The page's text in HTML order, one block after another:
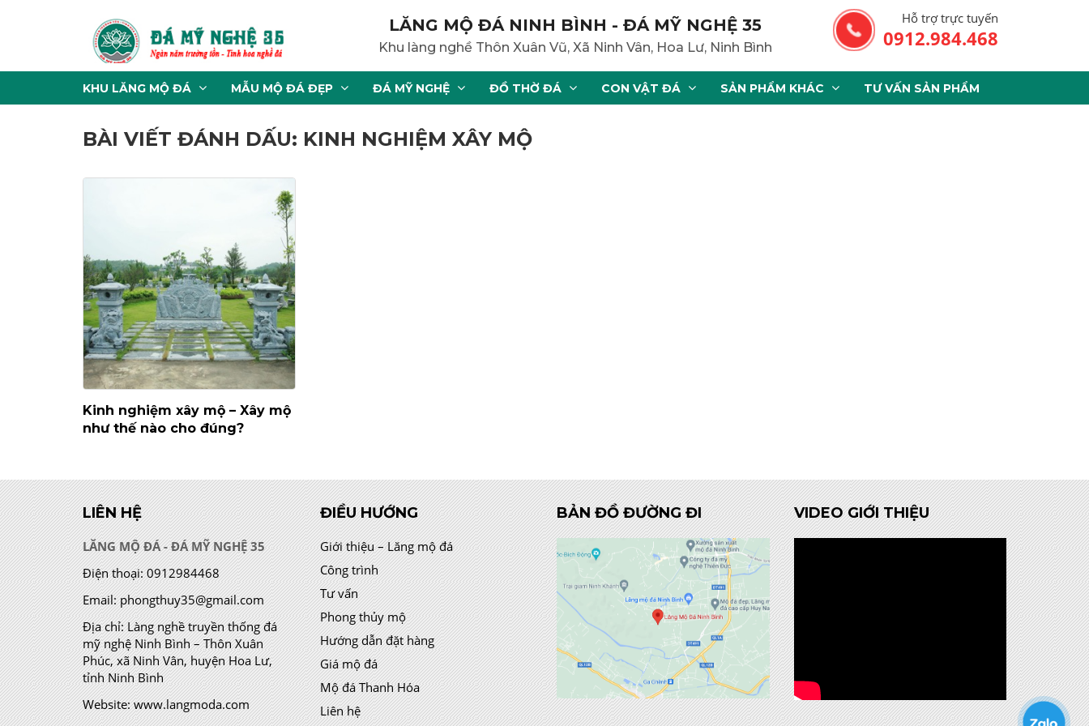
LĂNG MỘ ĐÁ NINH BÌNH - ĐÁ MỸ NGHỆ 35
Khu làng nghề Thôn Xuân Vũ, Xã Ninh Vân, Hoa Lư, Ninh Bình
Hỗ trợ trực tuyến
0912.984.468
KHU LĂNG MỘ ĐÁ MẪU MỘ ĐÁ ĐẸP ĐÁ MỸ NGHỆ ĐỒ THỜ ĐÁ CON VẬT ĐÁ SẢN PHẨM KHÁC TƯ VẤN SẢN PHẨM
BÀI VIẾT ĐÁNH DẤU: KINH NGHIỆM XÂY MỘ
Kinh nghiệm xây mộ – Xây mộ
như thế nào cho đúng?
LIÊN HỆ
LĂNG MỘ ĐÁ - ĐÁ MỸ NGHỆ 35
Điện thoại: 0912984468
Email: phongthuy35@gmail.com
Địa chỉ:Làng nghề truyền thống đá
mỹ nghệ Ninh Bình – Thôn Xuân
Phúc, xã Ninh Vân, huyện Hoa Lư,
tỉnh Ninh Bình
Website: www.langmoda.com
ĐIỀU HƯỚNG
Giới thiệu – Lăng mộ đá
Công trình
Tư vấn
Phong thủy mộ
Hướng dẫn đặt hàng
Giá mộ đá
Mộ đá Thanh Hóa
Liên hệ
BẢN ĐỒ ĐƯỜNG ĐI VIDEO GIỚI THIỆU